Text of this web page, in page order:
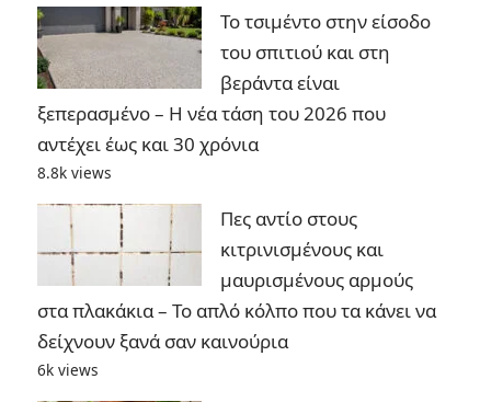
Το τσιμέντο στην είσοδο
του σπιτιού και στη
βεράντα είναι
ξεπερασμένο – Η νέα τάση του 2026 που
αντέχει έως και 30 χρόνια
8.8k views
Πες αντίο στους
κιτρινισμένους και
μαυρισμένους αρμούς
στα πλακάκια – Το απλό κόλπο που τα κάνει να
δείχνουν ξανά σαν καινούρια
6k views